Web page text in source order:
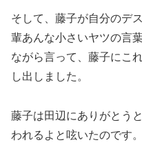
そして、藤子が自分のデ
輩あんな小さいヤツの言
ながら言って、藤子にこ
し出しました。
藤子は田辺にありがとう
われるよと呟いたのです